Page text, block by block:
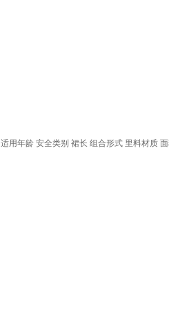
适用年龄 安全类别 裙长 组合形式 里料材质